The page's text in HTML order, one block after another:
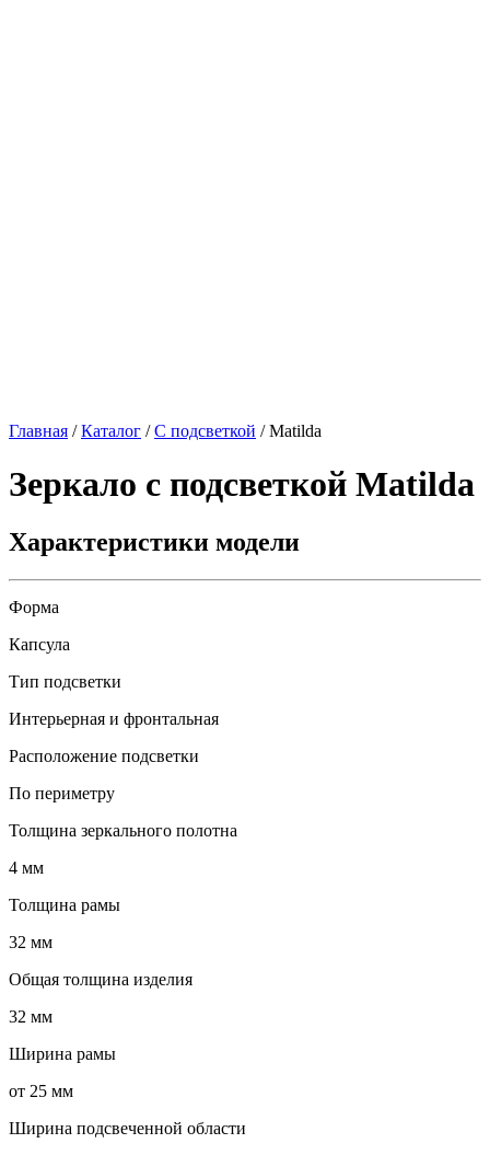
Главная /Каталог /С подсветкой /Matilda
Зеркало с подсветкой Matilda
Характеристики модели
Форма
Капсула
Тип подсветки
Интерьерная и фронтальная
Расположение подсветки
По периметру
Толщина зеркального полотна
4 мм
Толщина рамы
32 мм
Общая толщина изделия
32 мм
Ширина рамы
от 25 мм
Ширина подсвеченной области